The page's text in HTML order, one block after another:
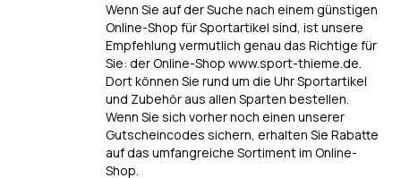
Wenn Sie auf der Suche nach einem günstigen
Online-Shop für Sportartikel sind, ist unsere
Empfehlung vermutlich genau das Richtige für
Sie: der Online-Shop www.sport-thieme.de.
Dort können Sie rund um die Uhr Sportartikel
und Zubehör aus allen Sparten bestellen.
Wenn Sie sich vorher noch einen unserer
Gutscheincodes sichern, erhalten Sie Rabatte
auf das umfangreiche Sortiment im Online-
Shop.